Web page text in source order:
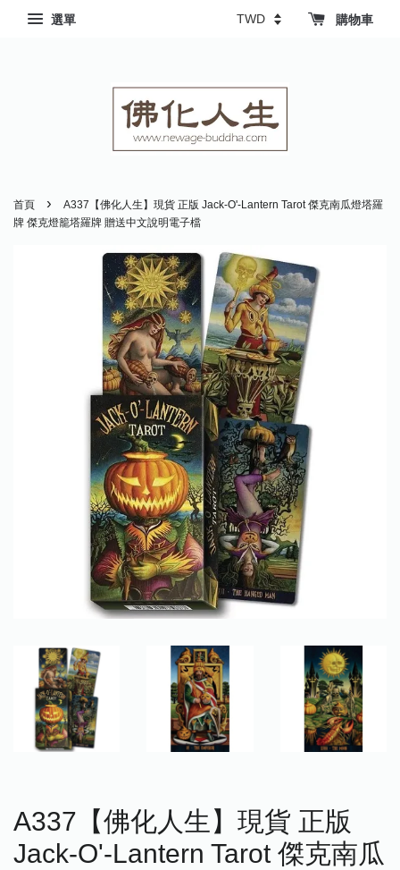
選單 購物車
首頁 ›
A337【佛化人生】現貨 正版 Jack-O'-Lantern Tarot 傑克南瓜燈塔羅
牌 傑克燈籠塔羅牌 贈送中文說明電子檔
A337【佛化人生】現貨 正版
Jack-O'-Lantern Tarot 傑克南瓜